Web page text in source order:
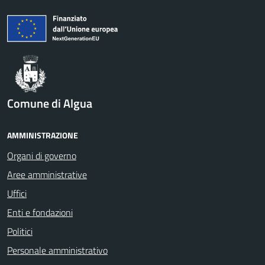
Comune di Algua
AMMINISTRAZIONE
Organi di governo
Aree amministrative
Uffici
Enti e fondazioni
Politici
Personale amministrativo